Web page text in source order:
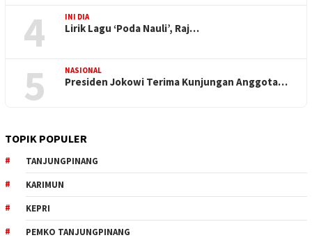
4 INI DIA
Lirik Lagu ‘Poda Nauli’, Raj…
5 NASIONAL
Presiden Jokowi Terima Kunjungan Anggota…
TOPIK POPULER
TANJUNGPINANG
KARIMUN
KEPRI
PEMKO TANJUNGPINANG